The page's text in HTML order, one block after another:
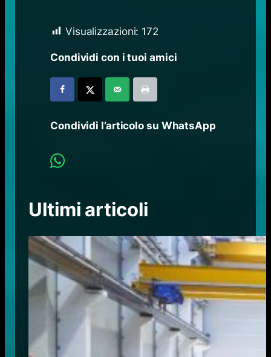
Visualizzazioni: 172
Condividi con i tuoi amici
Condividi l’articolo su WhatsApp
Ultimi articoli